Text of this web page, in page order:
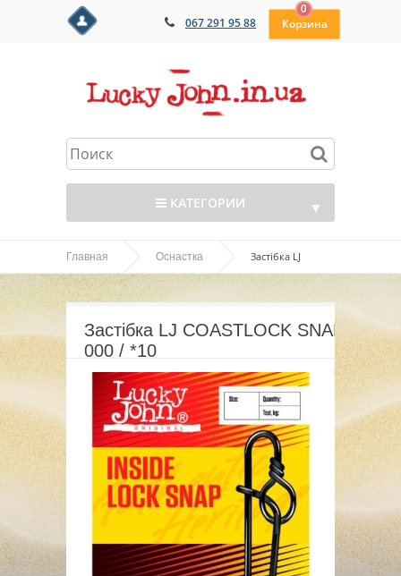
067 291 95 88
0
КАТЕГОРИИ ▼
▼
Главная Оснастка Застібка LJ
COASTLOCK SNAP 000 / *10
Застібка LJ COASTLOCK SNAP
000 / *10